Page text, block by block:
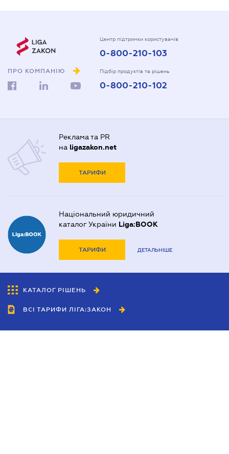
ПРО КОМПАНІЮ
Центр підтримки користувачів
0-800-210-103
Підбір продуктів та рішень
0-800-210-102
Реклама та PR
на ligazakon.net
ТАРИФИ
Національний юридичний
каталог України Liga:BOOK
ТАРИФИ ДЕТАЛЬНІШЕ
КАТАЛОГ РІШЕНЬ
ВСІ ТАРИФИ ЛІГА:ЗАКОН